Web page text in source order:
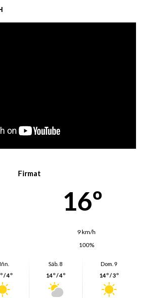
Firmat
16º
9 km/h
100%
/ 4º
Sáb. 8
14º / 4º
Dom. 9
14º / 3º